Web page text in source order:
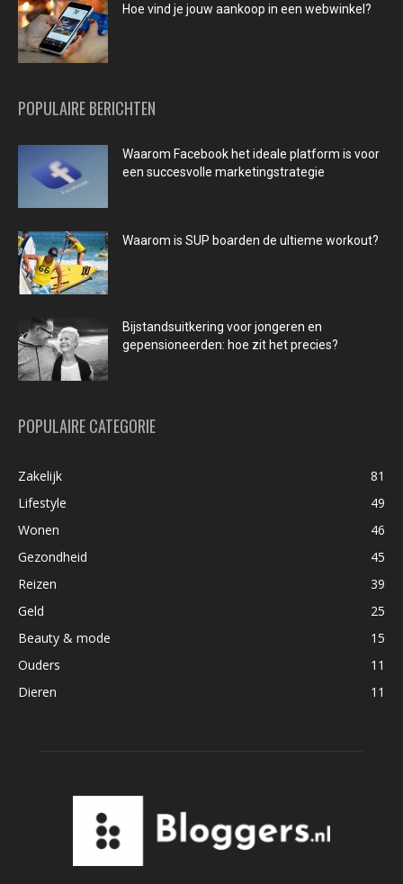
Hoe vind je jouw aankoop in een webwinkel?
POPULAIRE BERICHTEN
Waarom Facebook het ideale platform is voor
een succesvolle marketingstrategie
Waarom is SUP boarden de ultieme workout?
Bijstandsuitkering voor jongeren en
gepensioneerden: hoe zit het precies?
POPULAIRE CATEGORIE
Zakelijk
81
Lifestyle
49
Wonen
46
Gezondheid
45
Reizen
39
Geld
25
Beauty & mode
15
Ouders
11
Dieren
11